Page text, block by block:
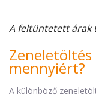
A feltüntetett árak
Zeneletöltés
mennyiért?
A különböző